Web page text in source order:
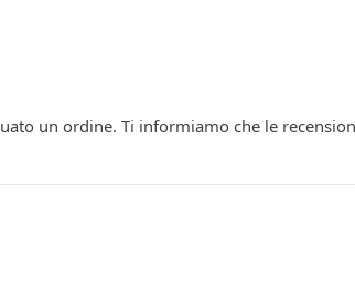
un ordine. Ti informiamo che le